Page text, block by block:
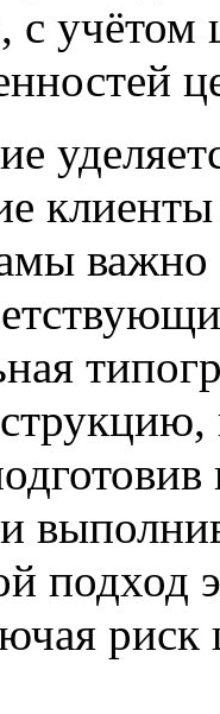
учётом
клиенты
подход